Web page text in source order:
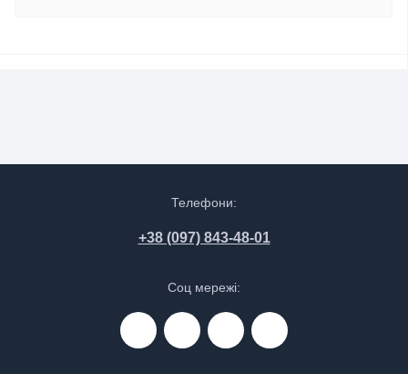
Телефони:
+38 (097) 843-48-01
Соц мережі: